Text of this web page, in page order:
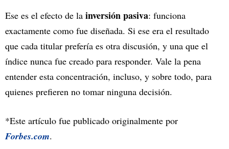
Ese es el efecto de la inversión pasiva: funciona
exactamente como fue diseñada. Si ese era el resultado
que cada titular prefería es otra discusión, y una que el
índice nunca fue creado para responder. Vale la pena
entender esta concentración, incluso, y sobre todo, para
quienes prefieren no tomar ninguna decisión.
*Este artículo fue publicado originalmente por
Forbes.com.